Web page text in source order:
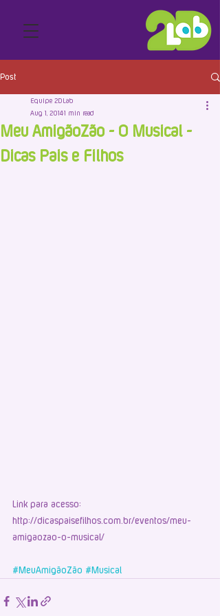
Post
Meu AmigãoZão - O Musical -
Dicas Pais e Filhos
Equipe 2DLab
Aug 1, 20141 min read
Link para acesso:
http://dicaspaisefilhos.com.br/eventos/meu-
amigaozao-o-musical/
#MeuAmigãoZão #Musical